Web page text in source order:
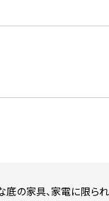
の家具、家電に限られ